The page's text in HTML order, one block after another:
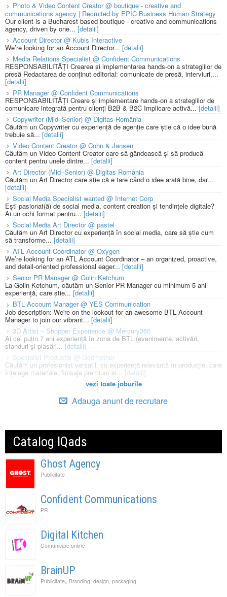
Photo & Video Content Creator @ boutique - creative and
communications agency | Recruited by EPIC Business Human Strategy
Our client is a Bucharest based boutique - creative and communications
agency, driven by one... [detalii]
Account Director @ Kubis Interactive
We’re looking for an Account Director... [detalii]
Media Relations Specialist @ Confident Communications
RESPONSABILITĂȚI Crearea și implementarea hands-on a strategiilor de
presă Redactarea de conținut editorial: comunicate de presă, interviuri,...
[detalii]
PR Manager @ Confident Communications
RESPONSABILITĂȚI Creare și implementare hands-on a strategiilor de
comunicare integrată pentru clienți B2B & B2C Implicare activă... [detalii]
Copywriter (Mid–Senior) @ Digitas România
Căutăm un Copywriter cu experiență de agenție care știe că o idee bună
trebuie să... [detalii]
Video Content Creator @ Cohn & Jansen
Căutăm un Video Content Creator care să gândească și să producă
content pentru unele dintre... [detalii]
Art Director (Mid–Senior) @ Digitas România
Căutăm un Art Director care știe că e tare când o idee arată bine, dar...
[detalii]
Social Media Specialist wanted @ Internet Corp
Ești pasionat(ă) de social media, content creation și tendințele digitale?
Ai un ochi format pentru... [detalii]
Social Media Art Director @ pastel
Căutăm un Art Director cu experiență în social media, care să știe cum
să transforme... [detalii]
ATL Account Coordinator @ Oxygen
We’re looking for an ATL Account Coordinator – an organized, proactive,
and detail-oriented professional eager... [detalii]
Senior PR Manager @ Golin Ketchum
La Golin Ketchum, căutăm un Senior PR Manager cu minimum 5 ani
experiență, care știe... [detalii]
BTL Account Manager @ YES Communication
Job description: We're on the lookout for an awesome BTL Account
Manager to join our vibrant... [detalii]
3D Artist – Shopper Experience @ Mercury360
Ai cel puțin 7 ani experiență în zona de BTL (evenimente, activări,
standuri și plasări...[detalii]
Specialist Productie @ Godmother
Căutăm un profesionist versatil, cu experiență relevantă în producție, care
înțelege materiale, finisaje premium și... [detalii]
vezi toate joburile
Adauga anunt de recrutare
Catalog IQads
Ghost Agency
Publicitate
Confident Communications
PR
Digital Kitchen
Comunicare online
BrainUP
Publicitate, Branding, design, packaging